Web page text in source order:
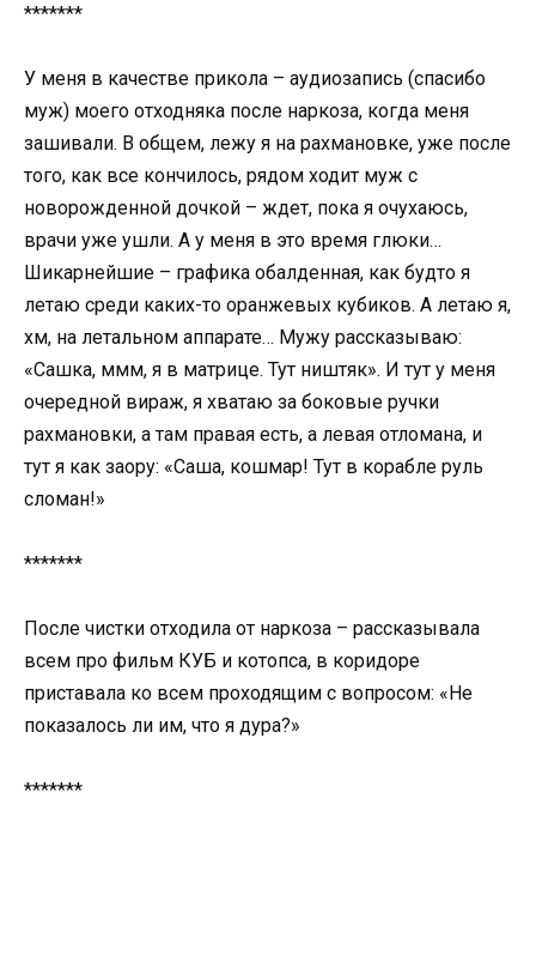
*******
У меня в качестве прикола – аудиозапись (спасибо
муж) моего отходняка после наркоза, когда меня
зашивали. В общем, лежу я на рахмановке, уже после
того, как все кончилось, рядом ходит муж с
новорожденной дочкой – ждет, пока я очухаюсь,
врачи уже ушли. А у меня в это время глюки…
Шикарнейшие – графика обалденная, как будто я
летаю среди каких-то оранжевых кубиков. А летаю я,
хм, на летальном аппарате… Мужу рассказываю:
«Сашка, ммм, я в матрице. Тут ништяк». И тут у меня
очередной вираж, я хватаю за боковые ручки
рахмановки, а там правая есть, а левая отломана, и
тут я как заору: «Саша, кошмар! Тут в корабле руль
сломан!»
*******
После чистки отходила от наркоза – рассказывала
всем про фильм КУБ и котопса, в коридоре
приставала ко всем проходящим с вопросом: «Не
показалось ли им, что я дура?»
*******